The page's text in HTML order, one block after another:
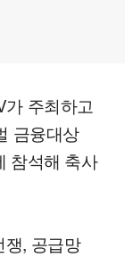
주최하고
금융대상
참석해 축사
쟁, 공급망